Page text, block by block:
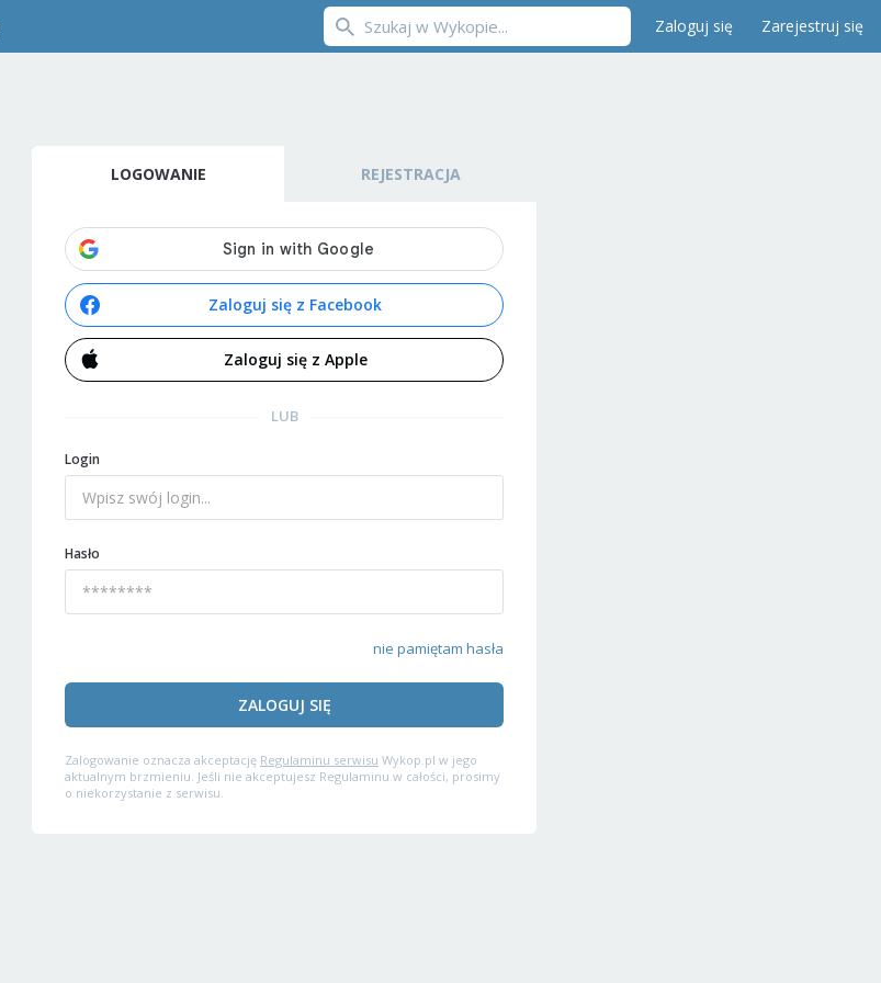
Zaloguj się Zarejestruj się
LOGOWANIE REJESTRACJA
Zaloguj się z Facebook
Zaloguj się z Apple
LUB
Login
Hasło
nie pamiętam hasła
ZALOGUJ SIĘ
Zalogowanie oznacza akceptację Regulaminu serwisu Wykop.pl w jego
aktualnym brzmieniu. Jeśli nie akceptujesz Regulaminu w całości, prosimy
o niekorzystanie z serwisu.